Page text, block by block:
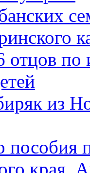
отцов по
из
пособия
края.